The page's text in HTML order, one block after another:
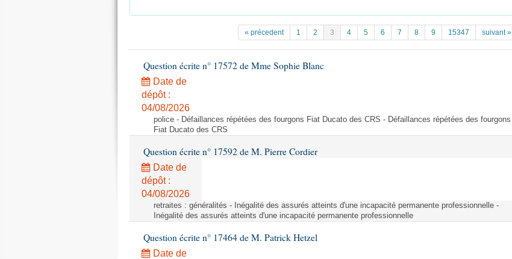
« précedent 1 2 3 4 5 6 7 8 9 15347 suivant »
Question écrite n° 17572 de Mme Sophie Blanc
Date de
dépôt :
04/08/2026
police - Défaillances répétées des fourgons Fiat Ducato des CRS - Défaillances répétées des fourgons
Fiat Ducato des CRS
Question écrite n° 17592 de M. Pierre Cordier
Date de
dépôt :
04/08/2026
retraites : généralités - Inégalité des assurés atteints d'une incapacité permanente professionnelle -
Inégalité des assurés atteints d'une incapacité permanente professionnelle
Question écrite n° 17464 de M. Patrick Hetzel
Date de